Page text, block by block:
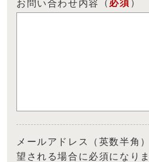
お問い合わせ内容 （ 必須 ）
メールアドレス（英数半角
望される場合に必須になり